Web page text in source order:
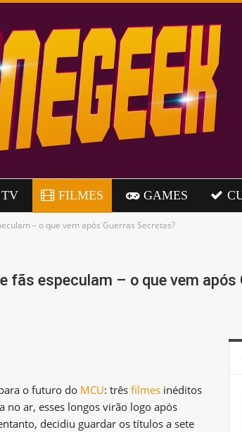
TV FILMES GAMES
– o que vem após Guerras Secretas?
especulam – o que vem após
o futuro do MCU: três filmes inéditos
no ar, esses longos virão logo após
decidiu guardar os títulos a sete